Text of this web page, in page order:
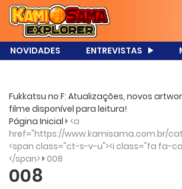
NOVIDADES ENTREVISTAS
Fukkatsu no F: Atualizações, novos
filme disponível para leitura!
Página Inicial <a
href="https://www.kamisama.com.br/
<span class="ct-s-v-u"><i class="fa fa-
</span> 008
008